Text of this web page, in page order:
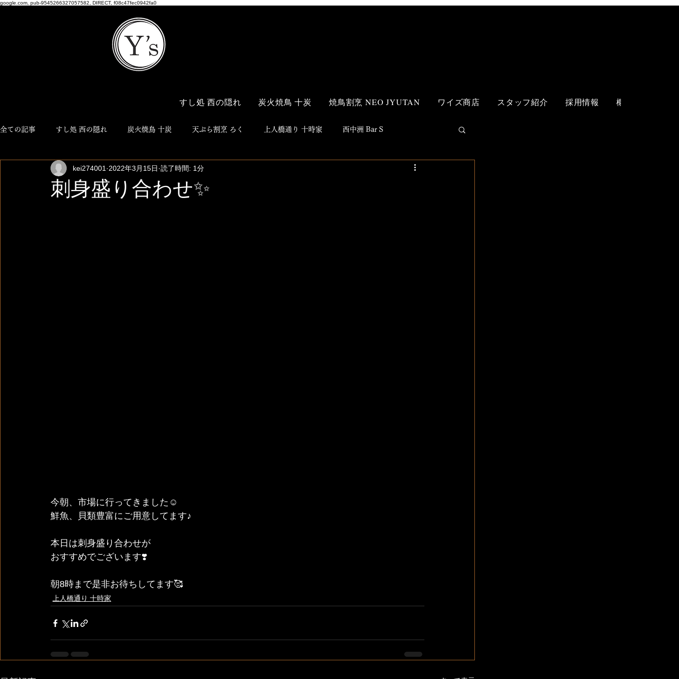
google.com, pub-9545266327057582, DIRECT, f08c47fec0942fa0
すし処 西の隠れ 炭火焼鳥 十炭 焼鳥割烹 NEO JYUTAN ワイズ商店 スタッフ紹介 採用情報 概要
全ての記事 すし処 西の隠れ 炭火焼鳥 十炭 天ぷら割烹 ろく 上人橋通り 十時家 西中洲 Bar S
博多おでん ろく NEO JYUTAN ワイズ商店 居酒屋
刺身盛り合わせ✨
kei274001 2022年3月15日 読了時間: 1分
今朝、市場に行ってきました☺️
鮮魚、貝類豊富にご用意してます♪
本日は刺身盛り合わせが
おすすめでございます❣️
朝8時まで是非お待ちしてます🥰
上人橋通り 十時家